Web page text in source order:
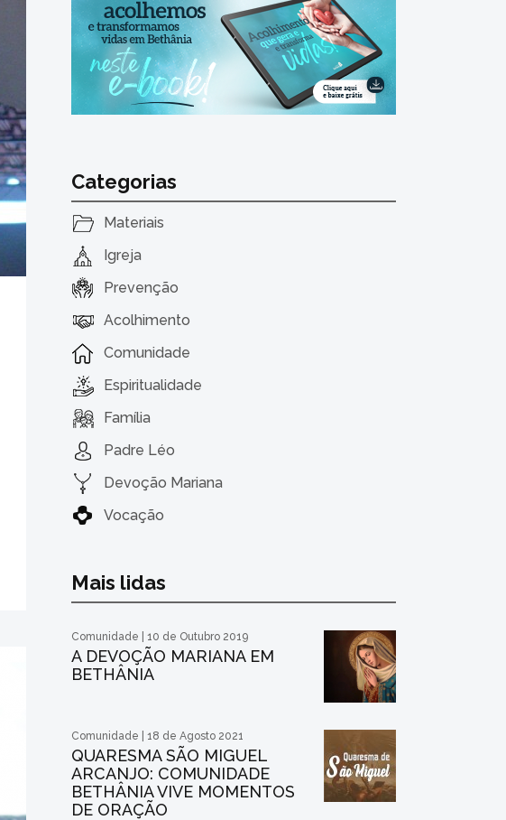
Categorias
Materiais
Igreja
Prevenção
Acolhimento
Comunidade
Espiritualidade
Família
Padre Léo
Devoção Mariana
Vocação
Mais lidas
Comunidade | 10 de Outubro 2019
A DEVOÇÃO MARIANA EM
BETHÂNIA
Comunidade | 18 de Agosto 2021
QUARESMA SÃO MIGUEL
ARCANJO: COMUNIDADE
BETHÂNIA VIVE MOMENTOS
DE ORAÇÃO